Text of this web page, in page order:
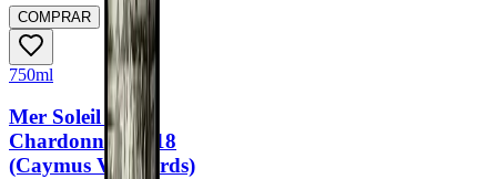
COMPRAR
750ml
Mer Soleil Silver
Chardonnay 2018
(Caymus Vineyards)